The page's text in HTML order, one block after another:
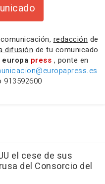
redacción de
difusión de tu comunicado
europa press , ponte en
913592600
el cese de sus
del Consorcio del